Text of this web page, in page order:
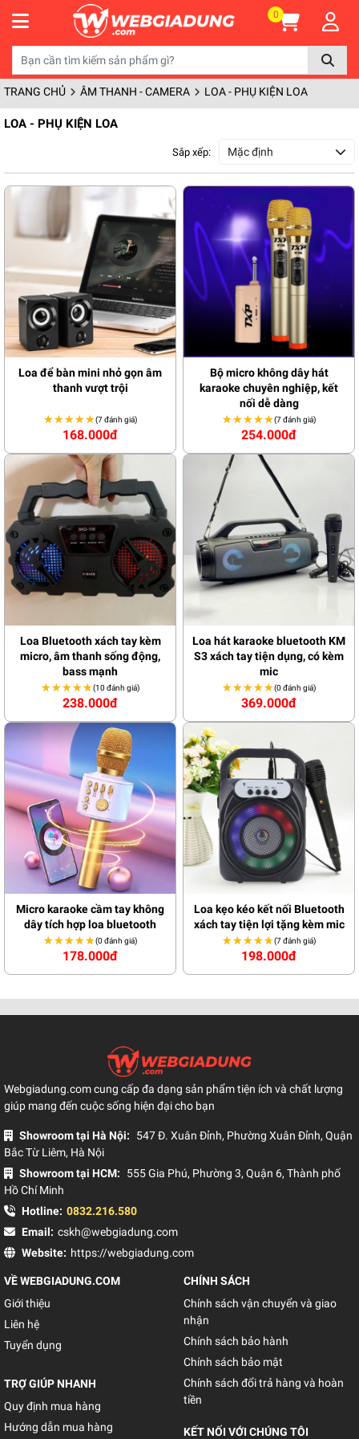
0
TRANG CHỦ ÂM THANH - CAMERA LOA - PHỤ KIỆN LOA
LOA - PHỤ KIỆN LOA
Sắp xếp: Mặc định
Loa để bàn mini nhỏ gọn âm
thanh vượt trội
★★★★★
★★★★★(7 đánh giá)
168.000đ
Bộ micro không dây hát
karaoke chuyên nghiệp, kết
nối dễ dàng
★★★★★
★★★★★(7 đánh giá)
254.000đ
Loa Bluetooth xách tay kèm
micro, âm thanh sống động,
bass mạnh
★★★★★
★★★★★(10 đánh giá)
238.000đ
Loa hát karaoke bluetooth KM
S3 xách tay tiện dụng, có kèm
mic
★★★★★
★★★★★(0 đánh giá)
369.000đ
Micro karaoke cầm tay không
dây tích hợp loa bluetooth
★★★★★
★★★★★(0 đánh giá)
178.000đ
Loa kẹo kéo kết nối Bluetooth
xách tay tiện lợi tặng kèm mic
★★★★★
★★★★★(7 đánh giá)
198.000đ
Webgiadung.com cung cấp đa dạng sản phẩm tiện ích và chất lượng
giúp mang đến cuộc sống hiện đại cho bạn
Showroom tại Hà Nội:
547 Đ. Xuân Đỉnh, Phường Xuân Đỉnh, Quận
Bắc Từ Liêm, Hà Nội
Showroom tại HCM:
555 Gia Phú, Phường 3, Quận 6, Thành phố
Hồ Chí Minh
Hotline: 0832.216.580
Email: cskh@webgiadung.com
Website: https://webgiadung.com
VỀ WEBGIADUNG.COM
Giới thiệu
Liên hệ
Tuyển dụng
TRỢ GIÚP NHANH
Quy định mua hàng
Hướng dẫn mua hàng
CHÍNH SÁCH
Chính sách vận chuyển và giao
nhận
Chính sách bảo hành
Chính sách bảo mật
Chính sách đổi trả hàng và hoàn
tiền
KẾT NỐI VỚI CHÚNG TÔI